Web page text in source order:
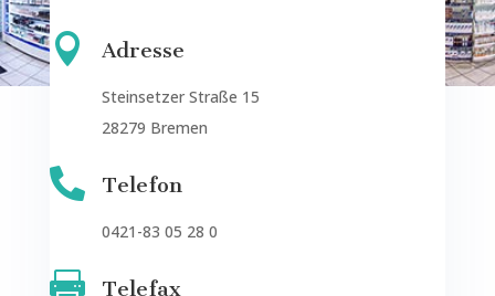
 Adresse
Steinsetzer Straße 15
28279 Bremen
 Telefon
0421-83 05 28 0
 Telefax